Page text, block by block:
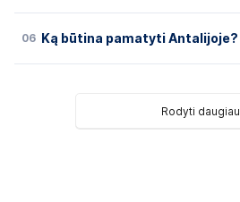
06 Ką būtina pamatyti Antalijoje?
Rodyti daugiau